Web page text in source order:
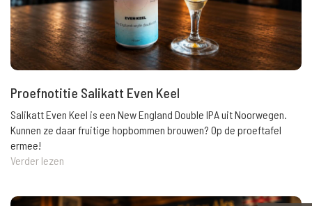
Proefnotitie Salikatt Even Keel
Salikatt Even Keel is een New England Double IPA uit Noorwegen.
Kunnen ze daar fruitige hopbommen brouwen? Op de proeftafel
ermee!
Verder lezen